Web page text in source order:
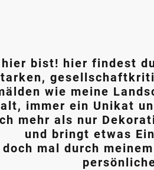
hier bist! hier findest
wie meine
immer ein Unikat
mehr als nur
und bringt etwas
mal durch